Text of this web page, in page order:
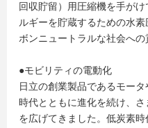
回収貯留）用圧縮機を手が
ルギーを貯蔵するための水
ボンニュートラルな社会への
●モビリティの電動化
日立の創業製品であるモータ
時代とともに進化を続け、
を広げてきました。低炭素